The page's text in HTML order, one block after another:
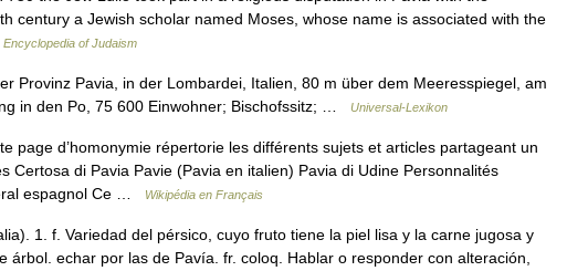
century a Jewish scholar named Moses, whose name is associated with the
Encyclopedia of Judaism
Provinz Pavia, in der Lombardei, Italien, 80 m über dem Meeresspiegel, am
in den Po, 75 600 Einwohner; Bischofssitz; …
Universal-Lexikon
page d’homonymie répertorie les différents sujets et articles partageant un
Certosa di Pavia Pavie (Pavia en italien) Pavia di Udine Personnalités
espagnol Ce …
Wikipédia en Français
1. f. Variedad del pérsico, cuyo fruto tiene la piel lisa y la carne jugosa y
árbol. echar por las de Pavía. fr. coloq. Hablar o responder con alteración,